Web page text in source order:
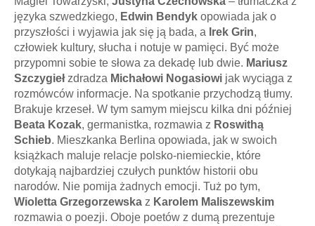
języka szwedzkiego, Edwin Bendyk opowiada jak o
przyszłości i wyjawia jak się ją bada, a Irek Grin,
człowiek kultury, słucha i notuje w pamięci. Być może
przypomni sobie te słowa za dekadę lub dwie. Mariusz
Szczygiełzdradza Michałowi Nogasiowi jak wyciąga z
rozmówców informacje. Na spotkanie przychodzą tłumy.
Brakuje krzeseł. W tym samym miejscu kilka dni później
Beata Kozak, germanistka, rozmawia z Roswithą
Schieb. Mieszkanka Berlina opowiada, jak w swoich
książkach maluje relacje polsko-niemieckie, które
dotykają najbardziej czułych punktów historii obu
narodów. Nie pomija żadnych emocji. Tuż po tym,
Wioletta Grzegorzewska z Karolem Maliszewskim
rozmawia o poezji. Oboje poetów z dumą prezentuje